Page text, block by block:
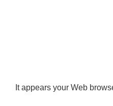
It appears your Web